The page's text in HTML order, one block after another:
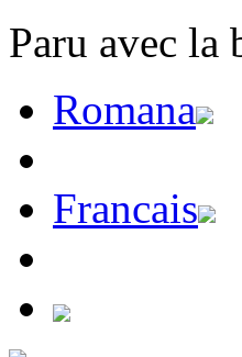
Paru avec la
Romana
Francais